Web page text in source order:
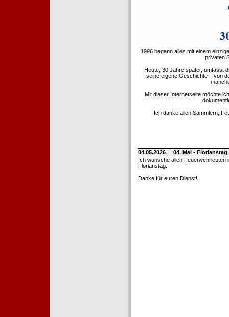
1996 begann alles mit einem
privaten
Heute, 30 Jahre später, umfasst
seine eigene Geschichte – von
Mit dieser Internetseite möchte
Ich danke allen Sammlern,
04.05.2026
04. Mai -
Ich wünsche allen Feuerwehrleuten
Florianstag.
Danke für euren Dienst!